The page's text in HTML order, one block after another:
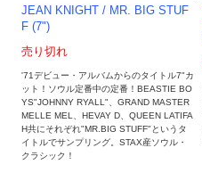
JEAN KNIGHT / MR. BIG STUF
F (7")
売り切れ
'71デビュー・アルバムからのタイトル7"カ
ット！ソウル定番中の定番！BEASTIE BO
YS"JOHNNY RYALL"、GRAND MASTER
MELLE MEL、HEVAY D、QUEEN LATIFA
H共にそれぞれ"MR.BIG STUFF"というタ
イトルでサンプリング。STAX産ソウル・
クラシック！